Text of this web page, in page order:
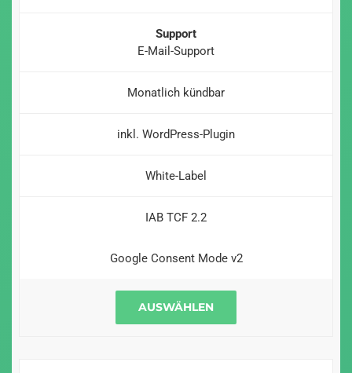
Support
E-Mail-Support
Monatlich kündbar
inkl. WordPress-Plugin
White-Label
IAB TCF 2.2
Google Consent Mode v2
AUSWÄHLEN